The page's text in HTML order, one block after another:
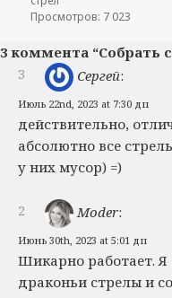
Просмотров: 7 023
3 коммента “Собрать
3
Сергей:
Июль 22nd, 2023 at 7:30 дп
действительно,
абсолютно все
у них мусор) =)
2 Moder:
Июнь 30th, 2023 at 5:01 дп
Шикарно работает.
драконьи стрелы и